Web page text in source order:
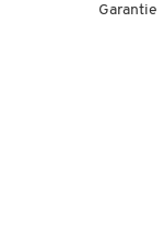
Garantie